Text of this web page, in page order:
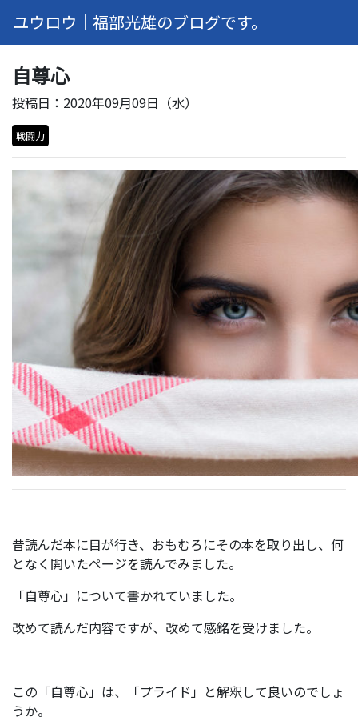
ユウロウ｜福部光雄のブログです。
自尊心
投稿日：2020年09月09日（水）
戦闘力
昔読んだ本に目が行き、おもむろにその本を取り出し、何
となく開いたページを読んでみました。
「自尊心」について書かれていました。
改めて読んだ内容ですが、改めて感銘を受けました。
この「自尊心」は、「プライド」と解釈して良いのでしょ
うか。